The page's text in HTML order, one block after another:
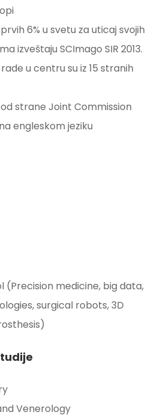
6% u svetu za uticaj svojih
izveštaju SCImago SIR 2013.
u centru su iz 15 stranih
strane Joint Commission
engleskom jeziku
(Precision medicine, big data,
surgical robots, 3D
Venerology